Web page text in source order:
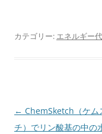
カテゴリー: エネルギー
投
稿
← ChemSketch（ケム
チ）でリン酸基の中の